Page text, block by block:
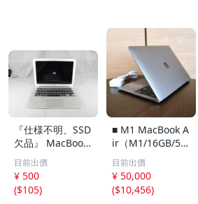
『仕様不明、SSD
欠品』 MacBook
Air 2015 13イ
ンチ
目前出價
¥ 500
($105)
■ M1 MacBook A
ir（M1/16GB/51
2GB）AC付属！■
目前出價
¥ 50,000
($10,456)